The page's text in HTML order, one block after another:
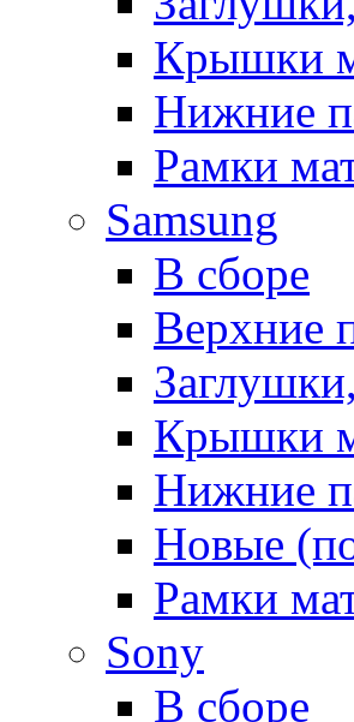
Крышки
Нижние
Рамки
Samsung
В сборе
Верхние
Крышки
Нижние
Новые
Рамки
Sony
В сборе